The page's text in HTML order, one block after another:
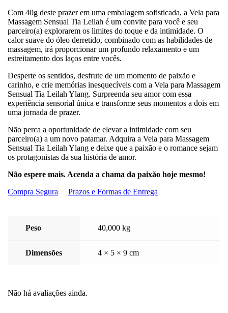
Com 40g deste prazer em uma embalagem sofisticada, a Vela para
Massagem Sensual Tia Leilah é um convite para você e seu
parceiro(a) explorarem os limites do toque e da intimidade. O
calor suave do óleo derretido, combinado com as habilidades de
massagem, irá proporcionar um profundo relaxamento e um
estreitamento dos laços entre vocês.
Desperte os sentidos, desfrute de um momento de paixão e
carinho, e crie memórias inesquecíveis com a Vela para Massagem
Sensual Tia Leilah Ylang. Surpreenda seu amor com essa
experiência sensorial única e transforme seus momentos a dois em
uma jornada de prazer.
Não perca a oportunidade de elevar a intimidade com seu
parceiro(a) a um novo patamar. Adquira a Vela para Massagem
Sensual Tia Leilah Ylang e deixe que a paixão e o romance sejam
os protagonistas da sua história de amor.
Não espere mais. Acenda a chama da paixão hoje mesmo!
Compra Segura
Prazos e Formas de Entrega
Peso 40,000 kg
Dimensões 4 × 5 × 9 cm
Não há avaliações ainda.